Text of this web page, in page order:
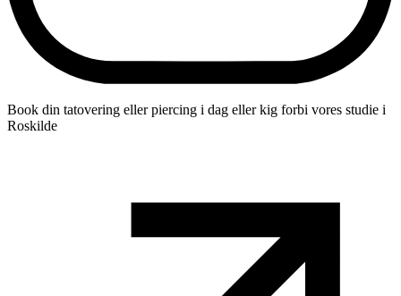
Book din tatovering eller piercing i dag eller kig forbi vores studie i
Roskilde